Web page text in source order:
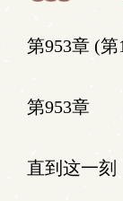
第953章 (第
第953章
直到这一刻